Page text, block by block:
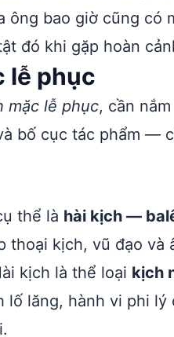
bao giờ cũng có
đó khi gặp hoàn
lễ phục
mặc lễ phục, cần
bố cục tác phẩm —
thể là hài kịch —
thoại kịch, vũ đạo và
kịch là thể loại kịch
lăng, hành vi phi lý